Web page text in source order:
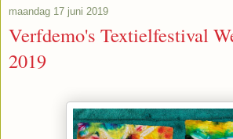
maandag 17 juni 2019
Verfdemo's Textielfestival
2019